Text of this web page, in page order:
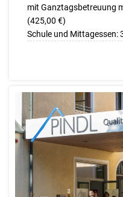
mit Ganztagsbetreuung
(425,00 €)
Schule und Mittagessen: